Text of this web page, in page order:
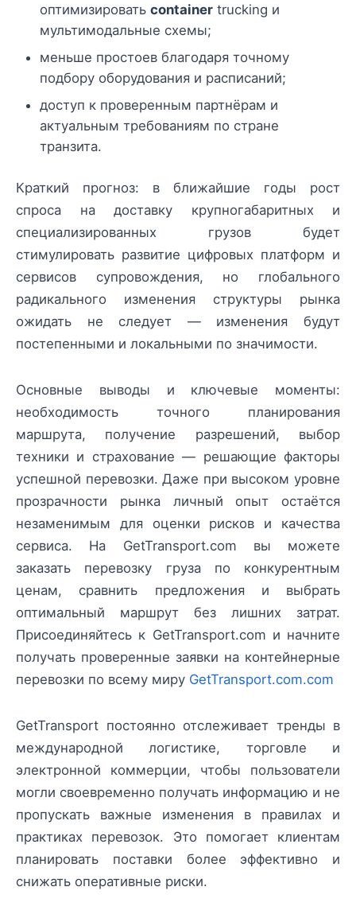
оптимизировать container trucking и
мультимодальные схемы;
меньше простоев благодаря точному
подбору оборудования и расписаний;
доступ к проверенным партнёрам и
актуальным требованиям по стране
транзита.
Краткий прогноз: в ближайшие годы рост
спроса на доставку крупногабаритных и
специализированных грузов будет
стимулировать развитие цифровых платформ и
сервисов супровождения, но глобального
радикального изменения структуры рынка
ожидать не следует — изменения будут
постепенными и локальными по значимости.
Основные выводы и ключевые моменты:
необходимость точного планирования
маршрута, получение разрешений, выбор
техники и страхование — решающие факторы
успешной перевозки. Даже при высоком уровне
прозрачности рынка личный опыт остаётся
незаменимым для оценки рисков и качества
сервиса. На GetTransport.com вы можете
заказать перевозку груза по конкурентным
ценам, сравнить предложения и выбрать
оптимальный маршрут без лишних затрат.
Присоединяйтесь к GetTransport.com и начните
получать проверенные заявки на контейнерные
перевозки по всему миру GetTransport.com.com
GetTransport постоянно отслеживает тренды в
международной логистике, торговле и
электронной коммерции, чтобы пользователи
могли своевременно получать информацию и не
пропускать важные изменения в правилах и
практиках перевозок. Это помогает клиентам
планировать поставки более эффективно и
снижать оперативные риски.